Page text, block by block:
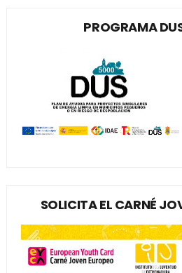
PROGRAMA
SOLICITA EL CARNÉ